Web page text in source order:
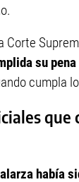
Corte
su
cumpla
que
había